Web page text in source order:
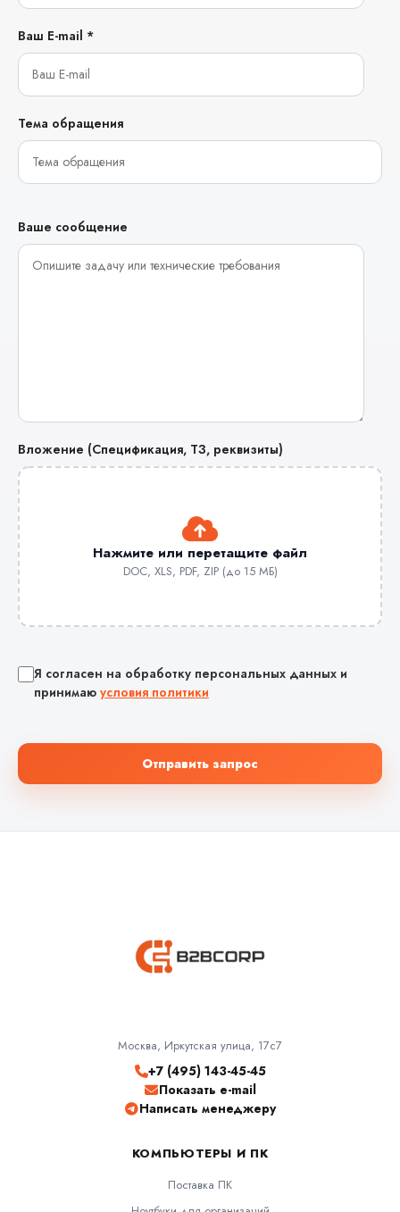
Ваш E-mail *
Тема обращения
Ваше сообщение
Вложение (Спецификация, ТЗ, реквизиты)
Нажмите или перетащите файл
DOC, XLS, PDF, ZIP (до 15 МБ)
Я согласен на обработку персональных данных и
принимаю условия политики
Отправить запрос
Москва, Иркутская улица, 17с7
+7 (495) 143-45-45
Показать e-mail
Написать менеджеру
КОМПЬЮТЕРЫ И ПК
Поставка ПК